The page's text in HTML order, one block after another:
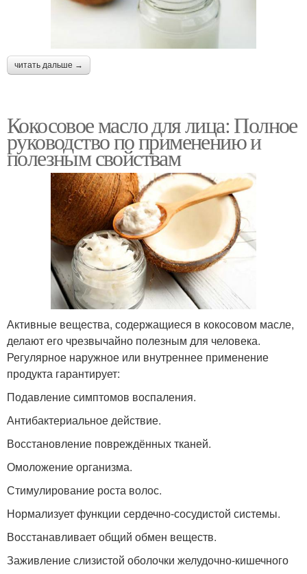
читать дальше →
Кокосовое масло для лица: Полное
руководство по применению и
полезным свойствам
Активные вещества, содержащиеся в кокосовом масле,
делают его чрезвычайно полезным для человека.
Регулярное наружное или внутреннее применение
продукта гарантирует:
Подавление симптомов воспаления.
Антибактериальное действие.
Восстановление повреждённых тканей.
Омоложение организма.
Стимулирование роста волос.
Нормализует функции сердечно-сосудистой системы.
Восстанавливает общий обмен веществ.
Заживление слизистой оболочки желудочно-кишечного